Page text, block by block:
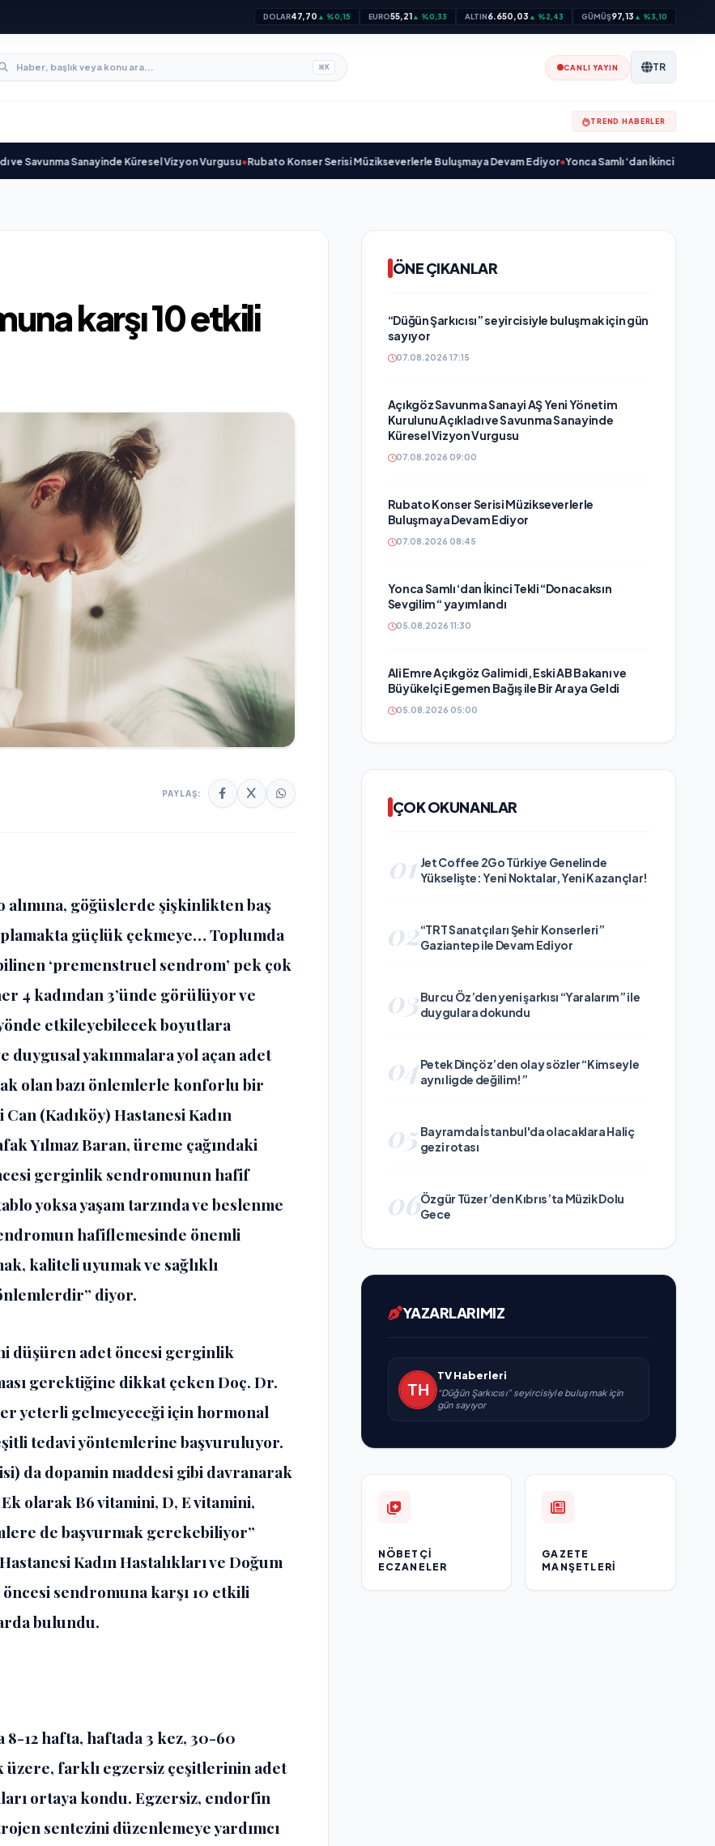
DOLAR47,70 ▲ %0,15 EURO55,21▲ %0,33 ALTIN6.650,03 ▲ %2,43 GÜMÜŞ97,13 ▲ %3,10
⌘K CANLI YAYIN TR
TREND HABERLER
Sanayinde Küresel Vizyon Vurgusu•Rubato Konser Serisi Müzikseverlerle Buluşmaya Devam Ediyor•Yonca Samlı ‘dan İkinci Tekli
karşı 10 etkili
PAYLAŞ:
göğüslerde şişkinlikten baş
güçlük çekmeye… Toplumda
‘premenstruel sendrom’ pek çok
4 kadından 3’ünde görülüyor ve
etkileyebilecek boyutlara
duygusal yakınmalara yol açan adet
olan bazı önlemlerle konforlu bir
(Kadıköy) Hastanesi Kadın
Yılmaz Baran,üreme çağındaki
gerginlik sendromunun hafif
yoksa yaşam tarzında ve beslenme
hafiflemesinde önemli
kaliteli uyumak ve sağlıklı
diyor.
düşüren adet öncesi gerginlik
gerektiğine dikkat çeken Doç. Dr.
yeterli gelmeyeceği için hormonal
tedavi yöntemlerine başvuruluyor.
da dopamin maddesi gibi davranarak
olarak B6 vitamini, D, E vitamini,
de başvurmak gerekebiliyor”
Kadın Hastalıkları ve Doğum
öncesi sendromuna karşı 10 etkili
bulundu.
8-12 hafta, haftada 3 kez, 30-60
farklı egzersiz çeşitlerinin adet
ortaya kondu. Egzersiz, endorfin
sentezini düzenlemeye yardımcı
ÖNE ÇIKANLAR
“Düğün Şarkıcısı” seyircisiyle buluşmak için gün
sayıyor
07.08.2026 17:15
Açıkgöz Savunma Sanayi AŞ Yeni Yönetim
Kurulunu Açıkladı ve Savunma Sanayinde
Küresel Vizyon Vurgusu
07.08.2026 09:00
Rubato Konser Serisi Müzikseverlerle
Buluşmaya Devam Ediyor
07.08.2026 08:45
Yonca Samlı ‘dan İkinci Tekli “Donacaksın
Sevgilim “ yayımlandı
05.08.2026 11:30
Ali Emre Açıkgöz Galimidi, Eski AB Bakanı ve
Büyükelçi Egemen Bağış ile Bir Araya Geldi
05.08.2026 05:00
ÇOK OKUNANLAR
01 Jet Coffee 2Go Türkiye Genelinde
Yükselişte: Yeni Noktalar, Yeni Kazançlar!
02“TRT Sanatçıları Şehir Konserleri”
Gaziantep ile Devam Ediyor
03Burcu Öz’den yeni şarkısı “Yaralarım” ile
duygulara dokundu
04Petek Dinçöz’den olay sözler “Kimseyle
aynı ligde değilim!”
05 Bayramda İstanbul'da olacaklara Haliç
gezi rotası
06Özgür Tüzer’den Kıbrıs’ta Müzik Dolu
Gece
YAZARLARIMIZ
TV Haberleri
“Düğün Şarkıcısı” seyircisiyle buluşmak için
gün sayıyor
NÖBETÇI
ECZANELER
GAZETE
MANŞETLERI